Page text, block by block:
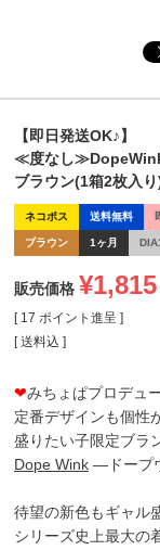
【即日発送OK♪】
≪度なし≫DopeWink
ブラウン(1箱2枚入り
ネコポス 送料無料
ブラウン 1ヶ月
販売価格 ¥1,815
[ 17 ポイント進呈 ]
送料込
❤みちょぱプロデュ
定番デザインも個性
盛りたい子限定ブラ
Dope Wink ―ドープ
待望の新色もギャル
シリーズ史上最大の